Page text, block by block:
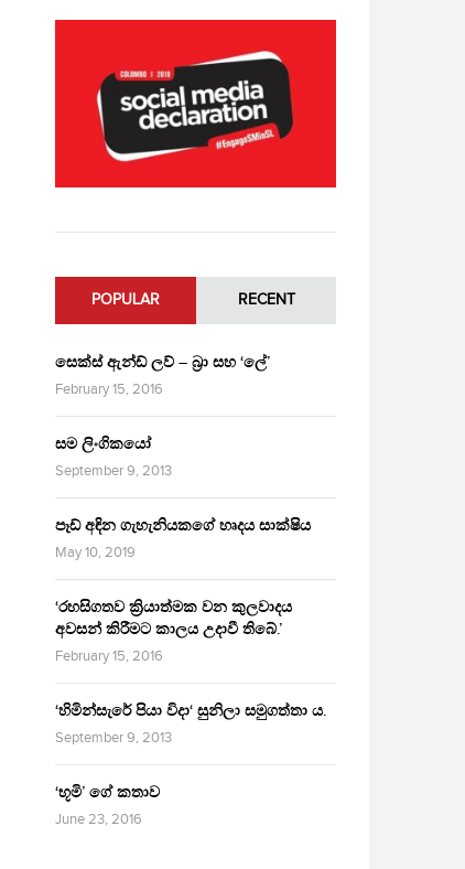
POPULAR RECENT
සෙක්ස් ඇන්ඩ් ලව් – බ්‍රා සහ ‘ලේ’
February 15, 2016
සම ලිංගිකයෝ
September 9, 2013
පෑඩ් අඳින ගැහැනියකගේ හෘදය සාක්ෂිය
May 10, 2019
‘රහසිගතව ක්‍රියාත්මක වන කුලවාදය
අවසන් කිරීමට කාලය උදාවී තිබේ.’
February 15, 2016
‘හිමින්සැරේ පියා විදා‘ සුනිලා සමුගත්තා ය.
September 9, 2013
‘භූමි’ ගේ කතාව
June 23, 2016